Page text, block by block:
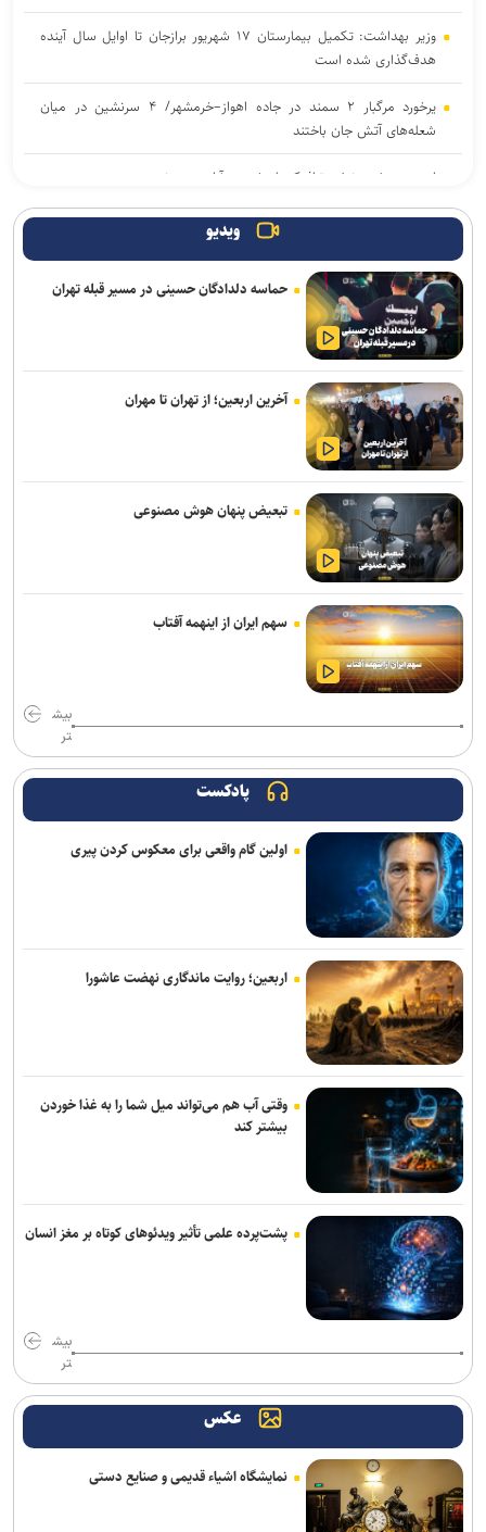
وزیر بهداشت: تکمیل بیمارستان ۱۷ شهریور برازجان تا اوایل سال آینده
هدف‌گذاری شده است
یرخورد مرگبار ۲ سمند در جاده اهواز–خرمشهر/ ۴ سرنشین در میان
شعله‌های آتش جان باختند
امروز پنجشنبه نبض ترافیک پایتخت به آرامی می‌زند
موکب «سلام یا مهدی (عج)» در سامرا طی ۲۳ روز به حدود ۱۰۰ هزار زائر
از کشورهای مختلف خدمت‌رسانی کرد
آثار مخرب مصرف الکل و سیگار در بروز بیماری‌ها
سامانه تخصصی قوانین تأمین اجتماعی راه‌اندازی شد
حادثه در دست بررسی است
افزایش احتمال انتقال بیماری‌های مشترک بین انسان و حیوان با قاچاق
دام/ کنترل تب دنگی از مالاریا دشوارتر است
امروز
زایمان اورژانسی و نجات جان یک کودک
پایش شبانه روزی تهویه قطار‌ها و ایستگاه‌های مترو/ پیش‌بینی هوشمند
تهویه در قطار‌های جدید
۳ سانحه مرگبار طی یک هفته در بزرگراه‌های تهران؛ هشدار دوباره به
رشد ۴۲ درصدی سازش در شورای حل اختلاف استان تهران
ترافیک سنگین در جاده چالوس/ جاده‌های شمالی بدون مداخلات جوی و
سایر محورها روان است
۷کشته و مصدوم در تصادف مرگبار پژو پارس و ساینا در اصفهان
روایت کولیوند از خدمات هلال احمر در اربعین حسینی
پرداخت مطالبات بازنشستگان در اولویت تأمین اجتماعی است
جزئیات ثبت ادعا، تهیه نقشه UTM و ارائه مادر سند اعلام شد
تردد روان در تمامی محورهای شمالی و مسیرهای مرزهای اربعین
کشف بقایای انسانی در ارتفاعات شمیرانات
ویدیو
حماسه دلدادگان حسینی در مسیر قبله تهران
آخرین اربعین؛ از تهران تا مهران
تبعیض پنهان هوش مصنوعی
سهم ایران از اینهمه آفتاب
بیش
تر
پادکست
اولین گام واقعی برای معکوس کردن پیری
اربعین؛ روایت ماندگاری نهضت عاشورا
وقتی آب هم می‌تواند میل شما را به غذا خوردن
بیشتر کند
پشت‌پرده علمی تأثیر ویدئو‌های کوتاه بر مغز انسان
بیش
تر
عکس
نمایشگاه اشیاء قدیمی و صنایع دستی